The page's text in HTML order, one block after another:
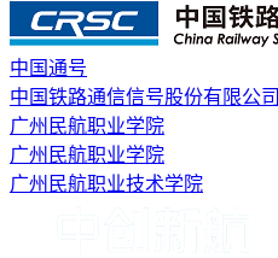
中国通号
中国铁路通信信号股份有限公司
广州民航职业学院
广州民航职业学院
广州民航职业技术学院